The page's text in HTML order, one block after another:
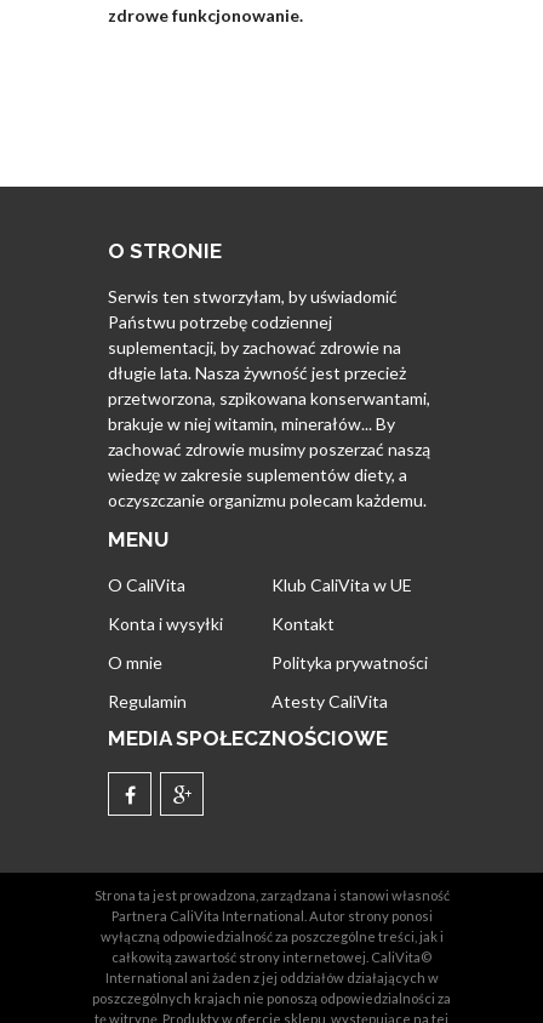
zdrowe funkcjonowanie.
O STRONIE
Serwis ten stworzyłam, by uświadomić
Państwu potrzebę codziennej
suplementacji, by zachować zdrowie na
długie lata. Nasza żywność jest przecież
przetworzona, szpikowana konserwantami,
brakuje w niej witamin, minerałów... By
zachować zdrowie musimy poszerzać naszą
wiedzę w zakresie suplementów diety, a
oczyszczanie organizmu polecam każdemu.
MENU
O CaliVita
Klub CaliVita w UE
Konta i wysyłki
Kontakt
O mnie
Polityka prywatności
Regulamin
Atesty CaliVita
MEDIA SPOŁECZNOŚCIOWE
Strona ta jest prowadzona, zarządzana i stanowi własność
Partnera CaliVita International. Autor strony ponosi
wyłączną odpowiedzialność za poszczególne treści, jak i
całkowitą zawartość strony internetowej. CaliVita©
International ani żaden z jej oddziałów działających w
poszczególnych krajach nie ponoszą odpowiedzialności za
tę witrynę. Produkty w ofercie sklepu, występujące na tej